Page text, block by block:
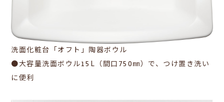
洗面化粧台「オフト」陶器ボウル
●大容量洗面ボウル15L（間口750㎜）で、つけ置き洗い
に便利